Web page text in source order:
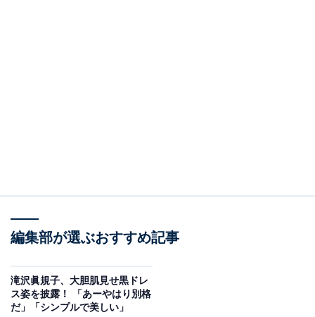
編集部が選ぶおすすめ記事
滝沢眞規子、大胆肌見せ黒ドレ
ス姿を披露！ 「あーやはり別格
だ」「シンプルで美しい」